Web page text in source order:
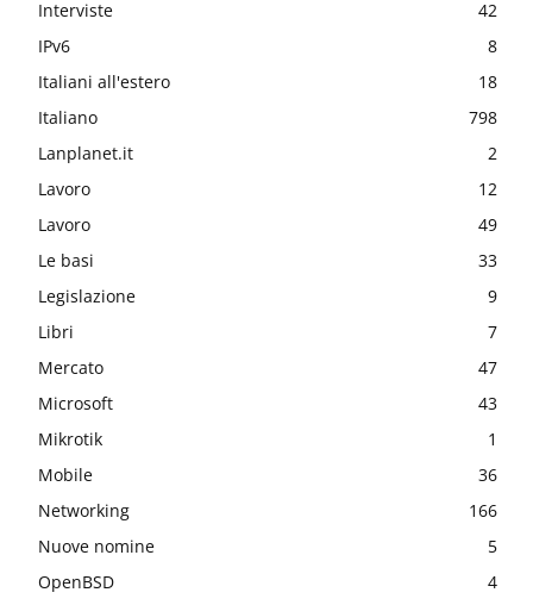
Interviste
42
IPv6
8
Italiani all'estero
18
Italiano
798
Lanplanet.it
2
Lavoro
12
Lavoro
49
Le basi
33
Legislazione
9
Libri
7
Mercato
47
Microsoft
43
Mikrotik
1
Mobile
36
Networking
166
Nuove nomine
5
OpenBSD
4